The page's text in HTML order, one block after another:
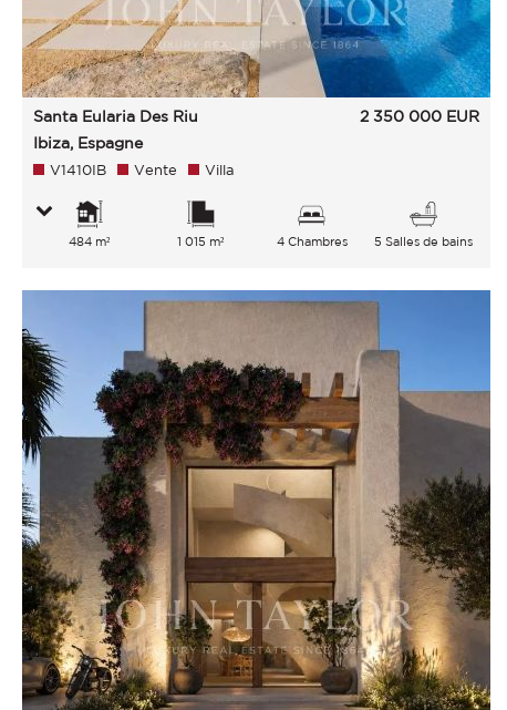
Santa Eularia Des Riu
Ibiza, Espagne
2 350 000 EUR
V1410IB Vente Villa
484 m² 1 015 m² 4 Chambres 5 Salles de bains